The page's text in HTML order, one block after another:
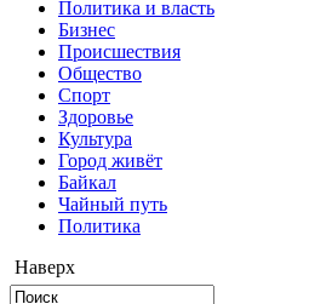
Политика и власть
Бизнес
Происшествия
Общество
Cпорт
Здоровье
Культура
Город живёт
Байкал
Чайный путь
Политика
Наверх